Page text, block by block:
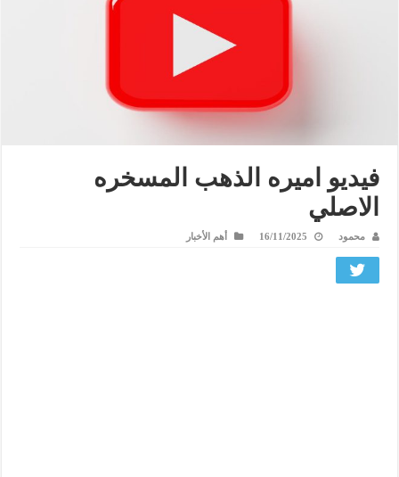
فيديو اميره الذهب المسخره
الاصلي
محمود 16/11/2025 أهم الأخبار